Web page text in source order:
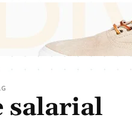
salarial